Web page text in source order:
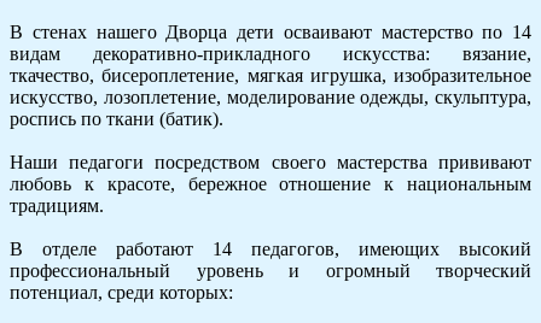
В стенах нашего Дворца дети осваивают мастерство по 14
видам декоративно-прикладного искусства: вязание,
ткачество, бисероплетение, мягкая игрушка, изобразительное
искусство, лозоплетение, моделирование одежды, скульптура,
роспись по ткани (батик).
Наши педагоги посредством своего мастерства прививают
любовь к красоте, бережное отношение к национальным
традициям.
В отделе работают 14 педагогов, имеющих высокий
профессиональный уровень и огромный творческий
потенциал, среди которых: